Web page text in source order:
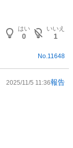
はい
0
いいえ
1
No. 11648
2025/11/5 11:36報告